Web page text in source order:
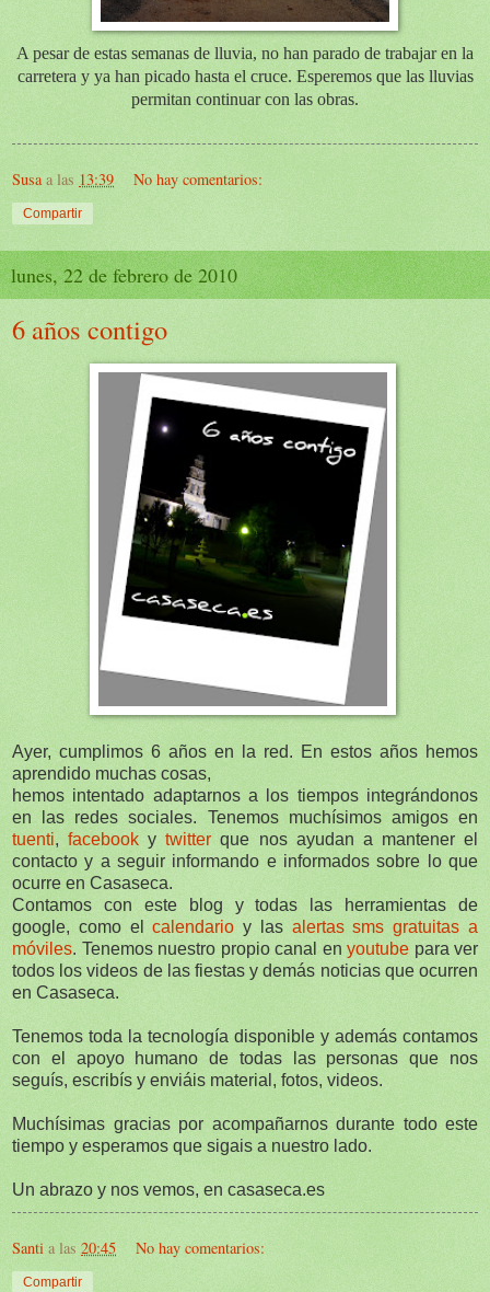
A pesar de estas semanas de lluvia, no han parado de trabajar en la
carretera y ya han picado hasta el cruce. Esperemos que las lluvias
permitan continuar con las obras.
Susa a las 13:39 No hay comentarios:
Compartir
lunes, 22 de febrero de 2010
6 años contigo
Ayer, cumplimos 6 años en la red. En estos años hemos
aprendido muchas cosas,
hemos intentado adaptarnos a los tiempos integrándonos
en las redes sociales. Tenemos muchísimos amigos en
tuenti,facebook ytwitter que nos ayudan a mantener el
contacto y a seguir informando e informados sobre lo que
ocurre en Casaseca.
Contamos con este blog y todas las herramientas de
google, como elcalendario y las alertas sms gratuitas a
móviles. Tenemos nuestro propio canal en youtube para ver
todos los videos de las fiestas y demás noticias que ocurren
en Casaseca.
Tenemos toda la tecnología disponible y además contamos
con el apoyo humano de todas las personas que nos
seguís, escribís y enviáis material, fotos, videos.
Muchísimas gracias por acompañarnos durante todo este
tiempo y esperamos que sigais a nuestro lado.
Un abrazo y nos vemos, en casaseca.es
Santi a las 20:45 No hay comentarios:
Compartir